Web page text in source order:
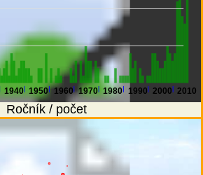
1940 1950 1960 1970 1980 1990 2000 2010
Ročník / počet